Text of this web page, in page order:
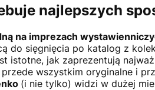
najlepszych
na imprezach
do sięgnięcia po katalog z
istotne, jak zaprezentują
wszystkim oryginalne i
(i nie tylko) widzi w dużej